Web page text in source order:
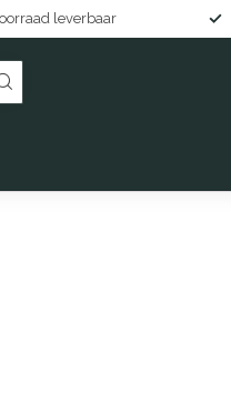
leverbaar